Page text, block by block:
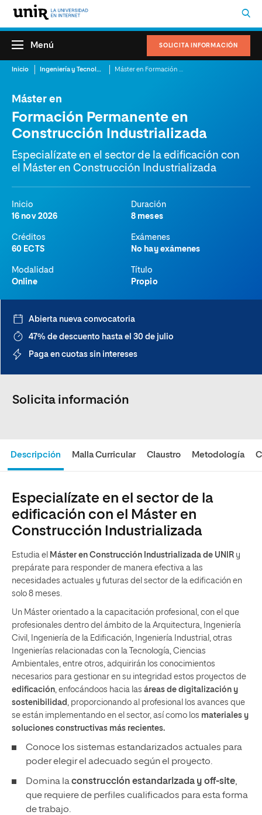
SOLICITA INFORMACIÓN
Menú
Inicio Ingeniería y Tecnología
Máster en
Formación Permanente en
Construcción Industrializada
Especialízate en el sector de la edificación con
el Máster en Construcción Industrializada
Inicio
16 nov 2026
Duración
8 meses
Créditos
60 ECTS
Exámenes
No hay exámenes
Modalidad
Online
Título
Propio
Descripción Malla Curricular Claustro Metodología
Especialízate en el sector de la
edificación con el Máster en
Construcción Industrializada
Estudia el Máster en Construcción Industrializada de UNIR y
prepárate para responder de manera efectiva a las
necesidades actuales y futuras del sector de la edificación en
solo 8 meses.
Un Máster orientado a la capacitación profesional, con el que
profesionales dentro del ámbito de la Arquitectura, Ingeniería
Civil, Ingeniería de la Edificación, Ingeniería Industrial, otras
Ingenierías relacionadas con la Tecnología, Ciencias
Ambientales, entre otros, adquirirán los conocimientos
necesarios para gestionar en su integridad estos proyectos de
edificación, enfocándoos hacia las áreas de digitalización y
sostenibilidad, proporcionando al profesional los avances que
se están implementando en el sector, así como los materiales y
soluciones constructivas más recientes.
Conoce los sistemas estandarizados actuales para
poder elegir el adecuado según el proyecto.
Domina laconstrucción estandarizada y off-site,
que requiere de perfiles cualificados para esta forma
de trabajo.
Abierta nueva convocatoria
47% de descuento hasta el 30 de julio
Paga en cuotas sin intereses
Solicita información